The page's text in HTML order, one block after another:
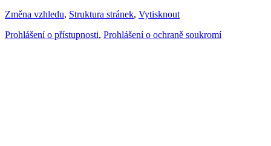
Změna vzhledu, Struktura stránek, Vytisknout
Prohlášení o přístupnosti, Prohlášení o ochraně soukromí